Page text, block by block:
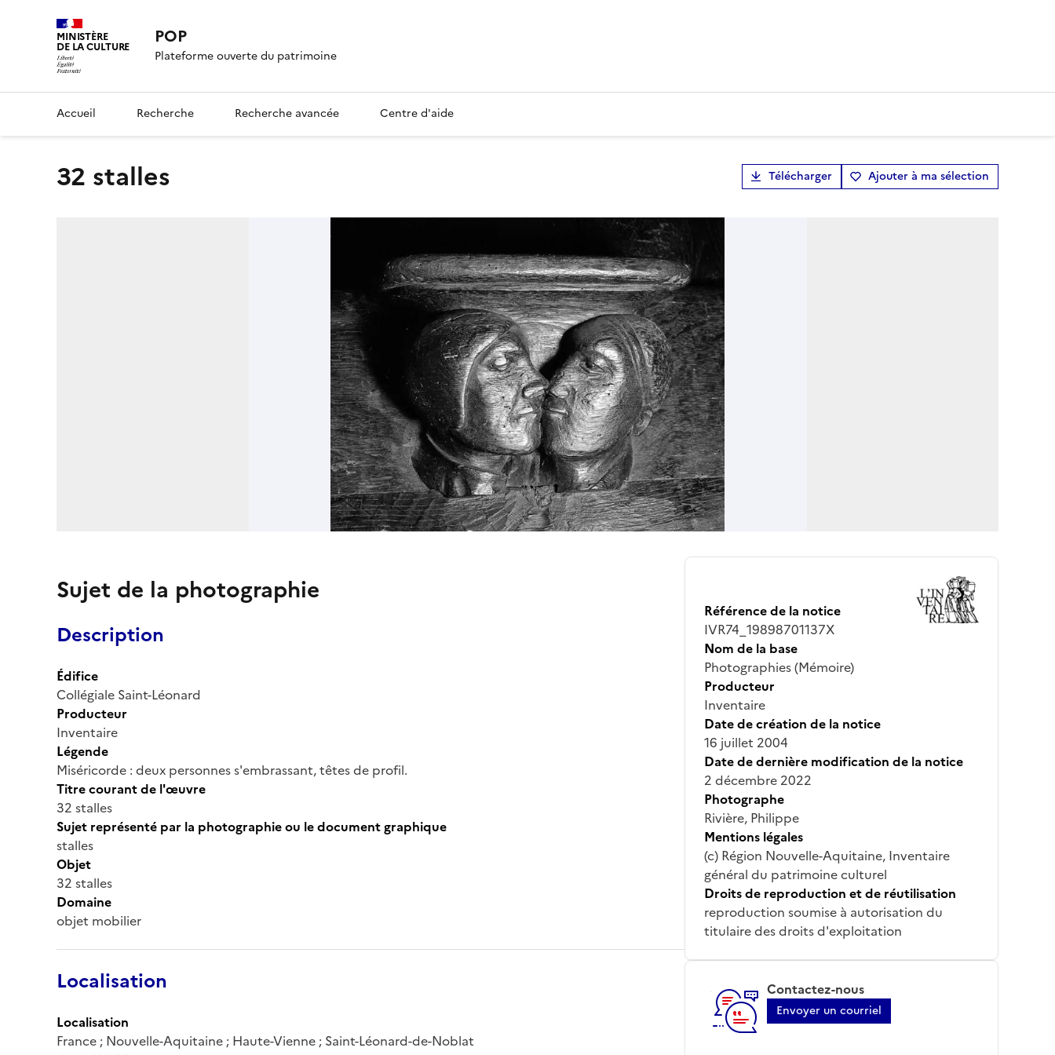
MINISTÈRE
DE LA CULTURE POP
Plateforme ouverte du patrimoine
Accueil Recherche Recherche avancée Centre d'aide
32 stalles Télécharger Ajouter à ma sélection
Sujet de la photographie
Description
Édifice
Collégiale Saint-Léonard
Producteur
Inventaire
Légende
Miséricorde : deux personnes s'embrassant, têtes de profil.
Titre courant de l'œuvre
32 stalles
Sujet représenté par la photographie ou le document graphique
stalles
Objet
32 stalles
Domaine
objet mobilier
Localisation
Localisation
France ; Nouvelle-Aquitaine ; Haute-Vienne ; Saint-Léonard-de-Noblat
Référence de la notice
IVR74_19898701137X
Nom de la base
Photographies (Mémoire)
Producteur
Inventaire
Date de création de la notice
16 juillet 2004
Date de dernière modification de la notice
2 décembre 2022
Photographe
Rivière, Philippe
Mentions légales
(c) Région Nouvelle-Aquitaine, Inventaire
général du patrimoine culturel
Droits de reproduction et de réutilisation
reproduction soumise à autorisation du
titulaire des droits d'exploitation
Contactez-nous
Envoyer un courriel